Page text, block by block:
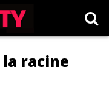
racine